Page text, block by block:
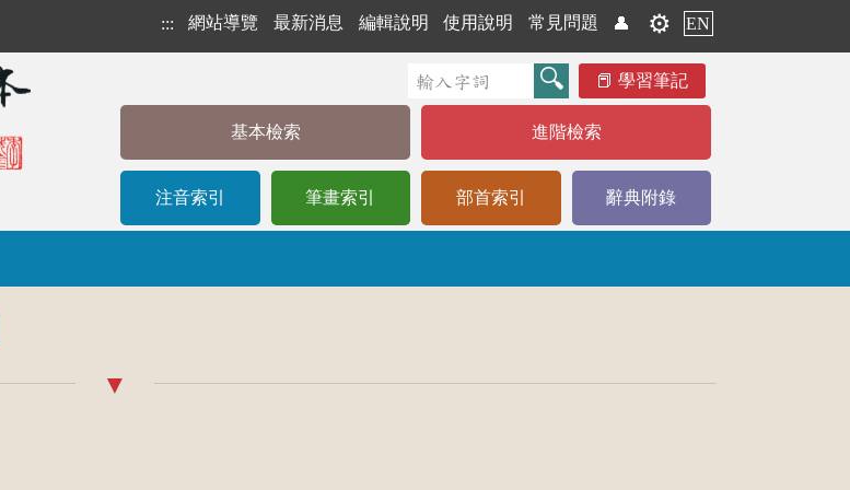
::: 網站導覽 最新消息 編輯說明 使用說明 常見問題 👤 ⚙️ EN
學習筆記
基本檢索 進階檢索
注音索引 筆畫索引 部首索引 辭典附錄